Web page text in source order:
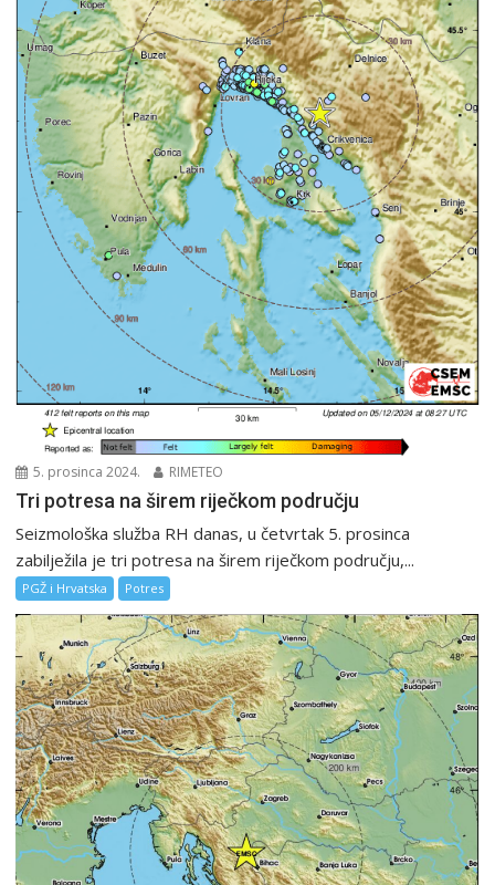
5. prosinca 2024. RIMETEO
Tri potresa na širem riječkom području
Seizmološka služba RH danas, u četvrtak 5. prosinca
zabilježila je tri potresa na širem riječkom području,...
PGŽ i Hrvatska Potres